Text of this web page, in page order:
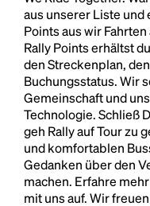
aus unserer Liste und
Points aus wir
Rally Points erhältst
den Streckenplan,
Buchungsstatus. Wir
Gemeinschaft und
Technologie. Schließ
geh Rally auf Tour zu
und komfortablen
Gedanken über den
machen. Erfahre
mit uns auf. Wir
Lorem Ipsum is
and typesetting
industry's
1500s, when an
type and
book. It has
the leap into